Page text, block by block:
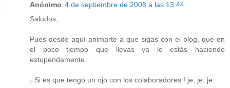
Anónimo 4 de septiembre de 2008 a las 13:44
Saludos,
Pues desde aquí animarte a que sigas con el blog, que en
el poco tiempo que llevas ya lo estás haciendo
estupendamente.
¡ Si es que tengo un ojo con los colaboradores ! je, je, je